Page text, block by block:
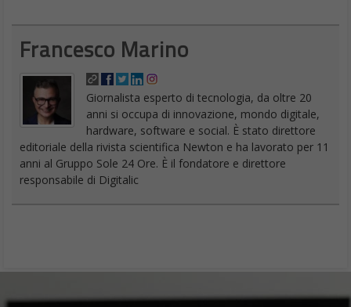
Francesco Marino
Giornalista esperto di tecnologia, da oltre 20
anni si occupa di innovazione, mondo digitale,
hardware, software e social. È stato direttore
editoriale della rivista scientifica Newton e ha lavorato per 11
anni al Gruppo Sole 24 Ore. È il fondatore e direttore
responsabile di Digitalic